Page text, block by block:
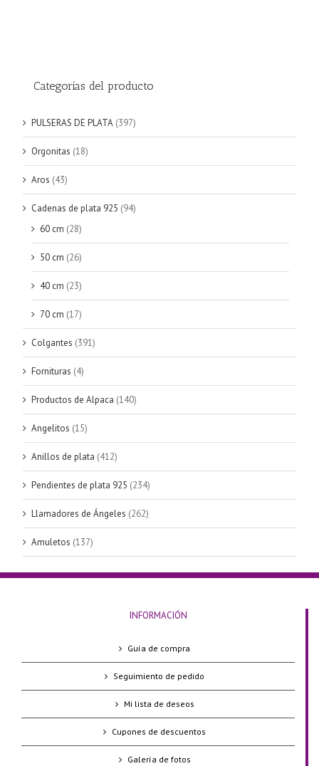
Categorías del producto
PULSERAS DE PLATA (397)
Orgonitas (18)
Aros (43)
Cadenas de plata 925 (94)
60 cm (28)
50 cm (26)
40 cm (23)
70 cm (17)
Colgantes (391)
Fornituras (4)
Productos de Alpaca (140)
Angelitos (15)
Anillos de plata (412)
Pendientes de plata 925 (234)
Llamadores de Ángeles (262)
Amuletos (137)
INFORMACIÓN
Guía de compra
Seguimiento de pedido
Mi lista de deseos
Cupones de descuentos
Galería de fotos